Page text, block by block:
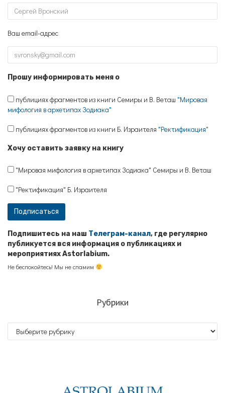
Ваш email-адрес
Прошу информировать меня о
публициях фрагментов из книги Семиры и В. Веташ "Мировая
мифология в архетипах Зодиака"
публициях фрагментов из книги Б. Израителя "Ректификация"
Хочу оставить заявку на книгу
"Мировая мифология в архетипах Зодиака" Семиры и В. Веташ
"Ректификация" Б. Израителя
Подпишитесь на наш Телеграм-канал, где регулярно
публикуется вся информация о публикациях и
мероприятиях Astorlabium.
Не беспокойтесь! Мы не спамим
Рубрики
Рубрики